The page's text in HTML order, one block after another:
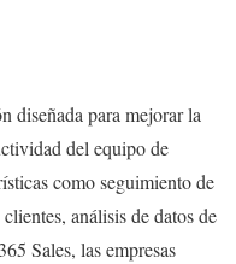
diseñada para mejorar la
del equipo de
como seguimiento de
análisis de datos de
Sales, las empresas